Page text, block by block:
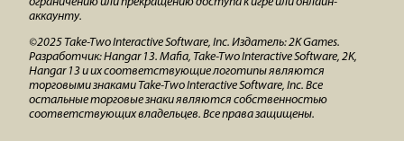
аккаунту.
©2025 Take-Two Interactive Software, Inc. Издатель: 2K Games.
Разработчик: Hangar 13. Mafia, Take-Two Interactive Software, 2K,
Hangar 13 и их соответствующие логотипы являются
торговыми знаками Take-Two Interactive Software, Inc. Все
остальные торговые знаки являются собственностью
соответствующих владельцев. Все права защищены.